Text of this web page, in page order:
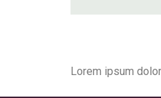
Lorem ipsum